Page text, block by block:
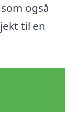
også
til en